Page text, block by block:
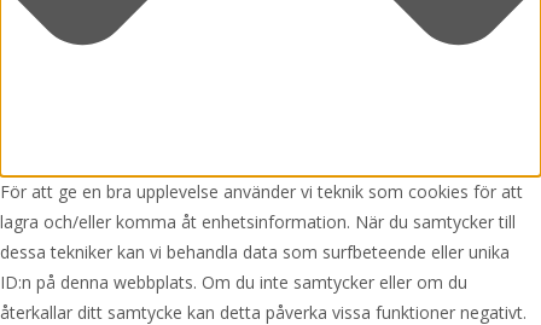
För att ge en bra upplevelse använder vi teknik som cookies för att
lagra och/eller komma åt enhetsinformation. När du samtycker till
dessa tekniker kan vi behandla data som surfbeteende eller unika
ID:n på denna webbplats. Om du inte samtycker eller om du
återkallar ditt samtycke kan detta påverka vissa funktioner negativt.